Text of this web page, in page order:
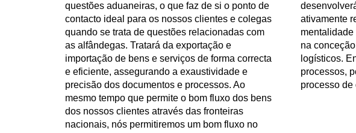
questões aduaneiras, o que faz de si o ponto de
contacto ideal para os nossos clientes e colegas
quando se trata de questões relacionadas com
as alfândegas. Tratará da exportação e
importação de bens e serviços de forma correcta
e eficiente, assegurando a exaustividade e
precisão dos documentos e processos. Ao
mesmo tempo que permite o bom fluxo dos bens
dos nossos clientes através das fronteiras
nacionais, nós permitiremos um bom fluxo no
ativamente
na
logísticos.
processos,
processo de